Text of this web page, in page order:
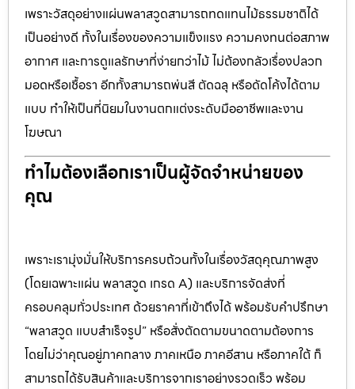
เพราะวัสดุอย่างแผ่นพลาสวูดสามารถทดแทนไม้ธรรมชาติได้
เป็นอย่างดี ทั้งในเรื่องของความแข็งแรง ความคงทนต่อสภาพ
อากาศ และการดูแลรักษาที่ง่ายกว่าไม้ ไม่ต้องกลัวเรื่องปลวก
มอดหรือเชื้อรา อีกทั้งสามารถพ่นสี ตัดฉลุ หรือดัดโค้งได้ตาม
แบบ ทำให้เป็นที่นิยมในงานตกแต่งระดับมืออาชีพและงาน
โฆษณา
ทำไมต้องเลือกเราเป็นผู้จัดจำหน่ายของ
คุณ
เพราะเรามุ่งมั่นให้บริการครบถ้วนทั้งในเรื่องวัสดุคุณภาพสูง
(โดยเฉพาะแผ่น พลาสวูด เกรด A) และบริการจัดส่งที่
ครอบคลุมทั่วประเทศ ด้วยราคาที่เข้าถึงได้ พร้อมรับคำปรึกษา
“พลาสวูด แบบสำเร็จรูป” หรือสั่งตัดตามขนาดตามต้องการ
โดยไม่ว่าคุณอยู่ภาคกลาง ภาคเหนือ ภาคอีสาน หรือภาคใต้ ก็
สามารถได้รับสินค้าและบริการจากเราอย่างรวดเร็ว พร้อม